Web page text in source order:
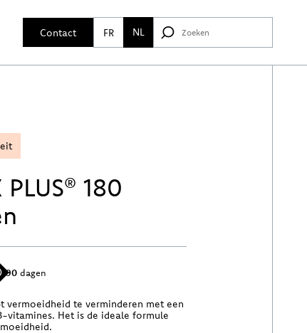
Contact FR NL
180
90 dagen
vermoeidheid te verminderen met een
vitamines. Het is de ideale formule